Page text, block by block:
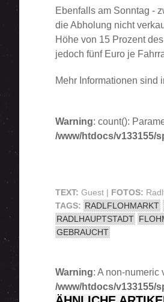
Ebenfalls am Sonntag -
die Abholung nicht
Höhe von 15 Prozent
jedoch fünf Euro je
Mehr Informationen sind
Warning: count():
/www/htdocs/v133155/
TEXT: Guest | FOTOS:
TAGS: RADLFLOHMARKT
RADLHAUPTSTADT
GEBRAUCHT
Warning: A non-numeric
/www/htdocs/v133155/